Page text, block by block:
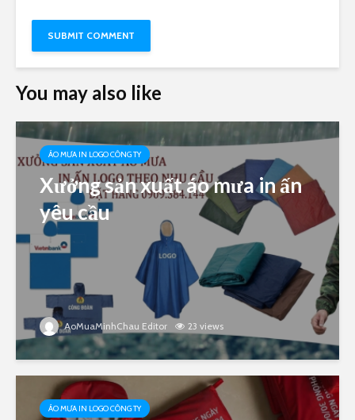
You may also like
ÁO MƯA IN LOGO CÔNG TY
Xưởng sản xuất áo mưa in ấn
yêu cầu
AoMuaMinhChau Editor 23 views
ÁO MƯA IN LOGO CÔNG TY